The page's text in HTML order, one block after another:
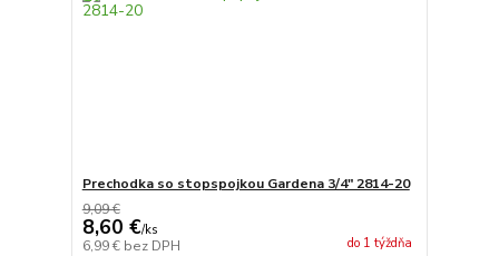
Prechodka so stopspojkou Gardena 3/4" 2814-20
9,09 €
8,60 €/ks
6,99 € bez DPH do 1 týždňa